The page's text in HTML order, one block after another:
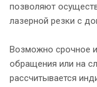
позволяют
лазерной резки с
Возможно срочное
обращения или на
рассчитывается